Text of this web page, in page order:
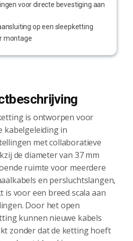
voor directe bevestiging aan
op een sleepketting
montage
is ontworpen voor
kabelgeleiding in
met collaboratieve
de diameter van 37 mm
ruimte voor meerdere
en persluchtslangen,
is voor een breed scala aan
Door het open
kunnen nieuwe kabels
zonder dat de ketting hoeft